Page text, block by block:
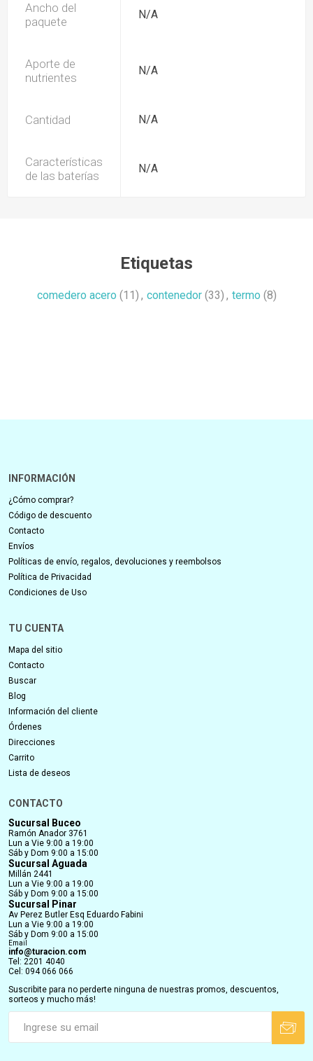
Ancho del
paquete
N/A
Aporte de
nutrientes
N/A
Cantidad N/A
Características
de las baterías
N/A
Etiquetas
comedero acero (11) , contenedor (33) , termo (8)
INFORMACIÓN
¿Cómo comprar?
Código de descuento
Contacto
Envíos
Políticas de envío, regalos, devoluciones y reembolsos
Política de Privacidad
Condiciones de Uso
TU CUENTA
Mapa del sitio
Contacto
Buscar
Blog
Información del cliente
Órdenes
Direcciones
Carrito
Lista de deseos
CONTACTO
Sucursal Buceo
Ramón Anador 3761
Lun a Vie 9:00 a 19:00
Sáb y Dom 9:00 a 15:00
Sucursal Aguada
Millán 2441
Lun a Vie 9:00 a 19:00
Sáb y Dom 9:00 a 15:00
Sucursal Pinar
Av Perez Butler Esq Eduardo Fabini
Lun a Vie 9:00 a 19:00
Sáb y Dom 9:00 a 15:00
Email
info@turacion.com
Tel: 2201 4040
Cel: 094 066 066
Suscribite para no perderte ninguna de nuestras promos, descuentos,
sorteos y mucho más!